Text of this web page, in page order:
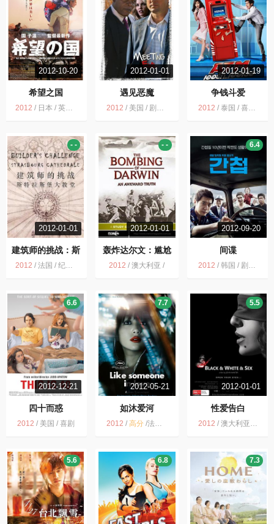
2012-10-20
希望之国
2012 / 日本 / 英国 / 德国 / 中国台湾 / 剧情
2012-01-01
遇见恶魔
2012 / 美国 / 剧情 悬疑 犯罪
2012-01-19
争钱斗爱
2012 / 泰国 / 喜剧 爱情
2012-01-01
建筑师的挑战：斯
特拉斯堡大教堂
- -
2012 / 法国 / 纪录片
2012-01-01
轰炸达尔文：尴尬
的真相
- -
2012 /澳大利亚 /
2012-09-20
间谍
6.4
2012 / 韩国 / 剧情 喜剧 动作
2012-12-21
四十而惑
6.6
2012 / 美国 / 喜剧
2012-05-21
如沐爱河
7.7
2012 /高分 /法国 / 日本 / 剧情
2012-01-01
性爱告白
5.5
2012 / 澳大利亚 / 剧情
5.6 6.8 7.3